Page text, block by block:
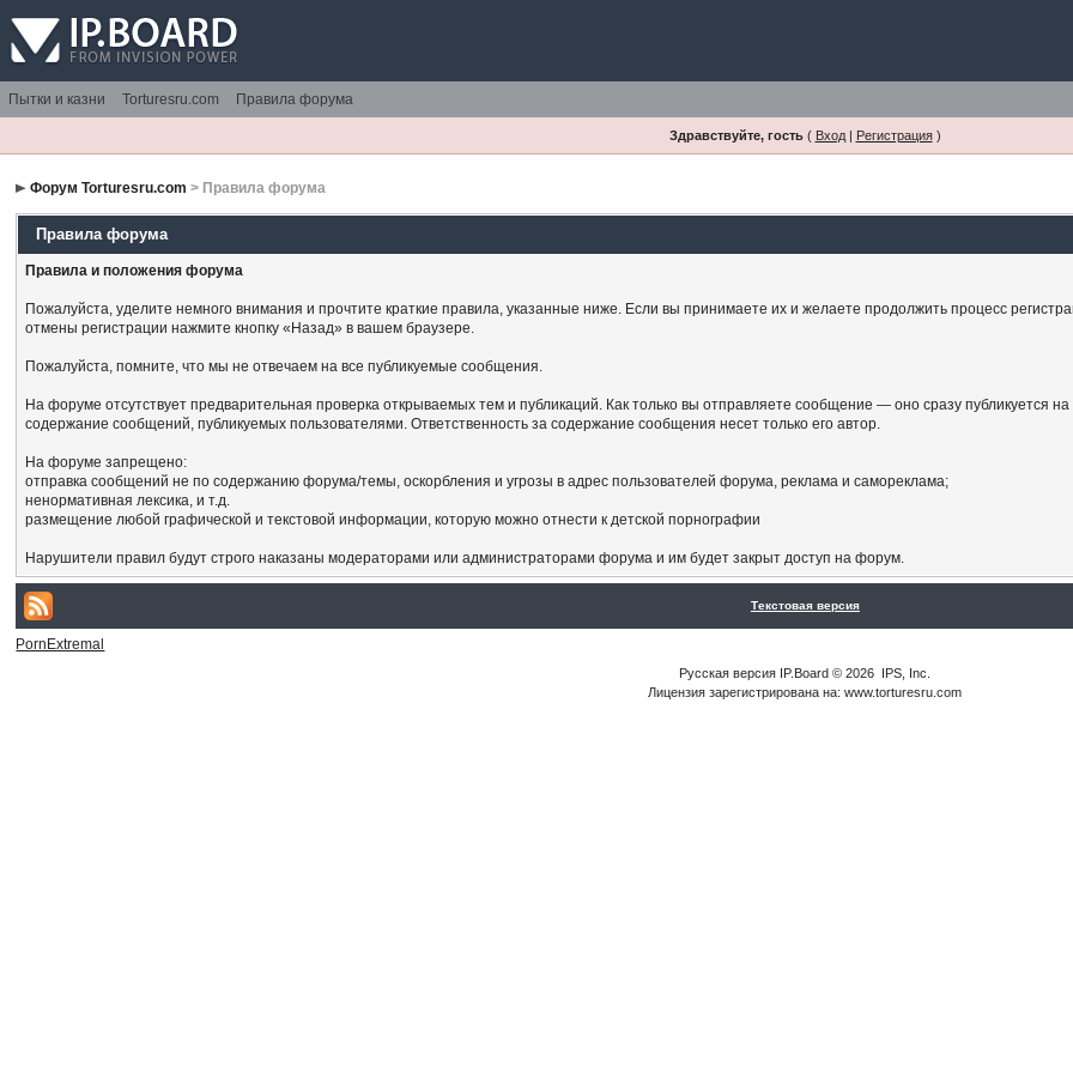
Пытки и казни Torturesru.com Правила форума
Здравствуйте, гость( Вход| Регистрация)
Форум Torturesru.com > Правила форума
Правила форума
Правила и положения форума
Пожалуйста, уделите немного внимания и прочтите краткие правила, указанные ниже. Если вы принимаете их и желаете продолжить процесс
отмены регистрации нажмите кнопку «Назад» в вашем браузере.
Пожалуйста, помните, что мы не отвечаем на все публикуемые сообщения.
На форуме отсутствует предварительная проверка открываемых тем и публикаций. Как только вы отправляете сообщение — оно сразу публикуется
содержание сообщений, публикуемых пользователями. Ответственность за содержание сообщения несет только его автор.
На форуме запрещено:
отправка сообщений не по содержанию форума/темы, оскорбления и угрозы в адрес пользователей форума, реклама и самореклама;
ненормативная лексика, и т.д.
размещение любой графической и текстовой информации, которую можно отнести к детской порнографии
Нарушители правил будут строго наказаны модераторами или администраторами форума и им будет закрыт доступ на форум.
Текстовая версия
PornExtremal
Русская версия IP.Board© 2026 IPS, Inc
Лицензия зарегистрирована на: www.torturesru.com